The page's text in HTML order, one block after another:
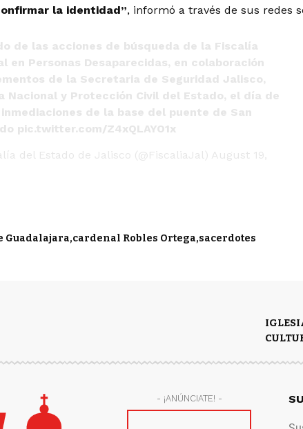
la identidad”, informó a través de sus redes
de las acciones de búsqueda de la Fiscalía
en Personas Desaparecidas, en colaboración
de la Secretaria de Seguridad Jalisco,
Nacional y Protección Civil del Estado, el día de
de la base del puente de San
pic.twitter.com/Z4xQLAYO1x
del Estado de Jalisco (@FiscaliaJal) August 19,
Guadalajara cardenal Robles Ortega sacerdotes
- ¡ANÚNCIATE! -